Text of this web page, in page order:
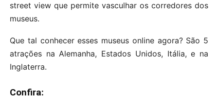
street view que permite vasculhar os corredores dos
museus.
Que tal conhecer esses museus online agora? São 5
atrações na Alemanha, Estados Unidos, Itália, e na
Inglaterra.
Confira: